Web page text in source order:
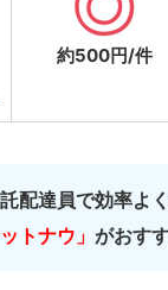
約500円/件
配達員で効率よ
トナウ」 がおす